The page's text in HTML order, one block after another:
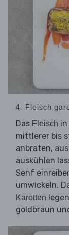
4. Fleisch
Das Fleisch
mittlerer bis
anbraten,
auskühlen
Senf
umwickeln.
Karotten
goldbraun